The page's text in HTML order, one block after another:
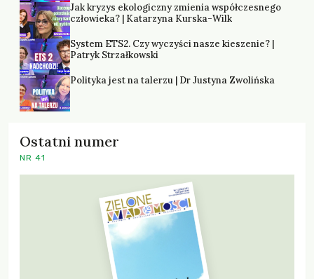
Jak kryzys ekologiczny zmienia współczesnego
człowieka? | Katarzyna Kurska-Wilk
System ETS2. Czy wyczyści nasze kieszenie? |
Patryk Strzałkowski
Polityka jest na talerzu | Dr Justyna Zwolińska
Ostatni numer
NR 41